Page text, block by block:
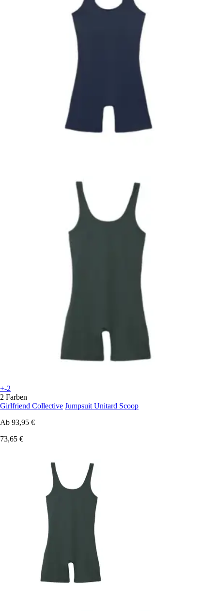
+-2
2 Farben
Girlfriend Collective Jumpsuit Unitard Scoop
Ab 93,95 €
73,65 €